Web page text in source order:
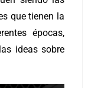
que tienen la
épocas,
ideas sobre